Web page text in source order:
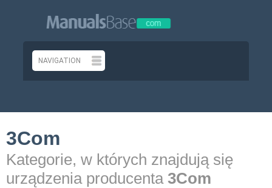
3Com
Kategorie, w których znajdują się
urządzenia producenta 3Com